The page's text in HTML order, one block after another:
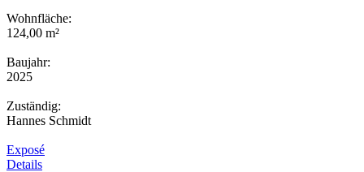
Wohnfläche:
124,00 m²
Baujahr:
2025
Zuständig:
Hannes Schmidt
Exposé
Details